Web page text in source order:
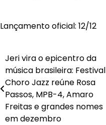
Lançamento oficial: 12/12
Navegação
de
Post
Jeri vira o epicentro da
música brasileira: Festival
Choro Jazz reúne Rosa
Passos, MPB-4, Amaro
Freitas e grandes nomes
em dezembro